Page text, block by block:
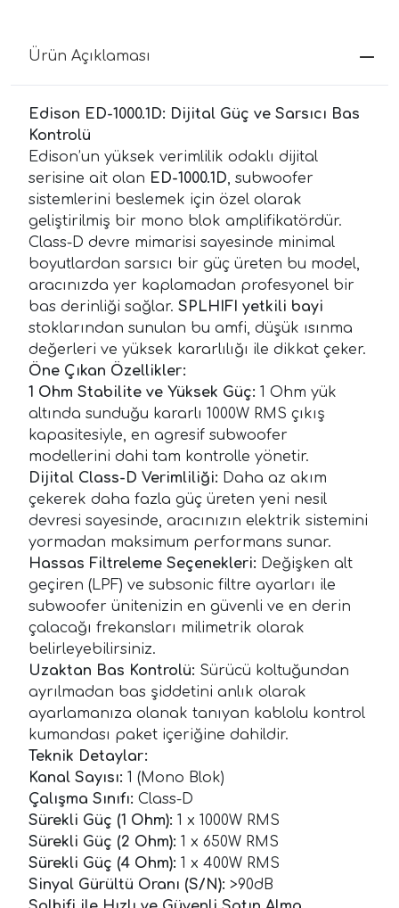
Ürün Açıklaması
Edison ED-1000.1D: Dijital Güç ve Sarsıcı Bas
Kontrolü
Edison’un yüksek verimlilik odaklı dijital
serisine ait olan ED-1000.1D, subwoofer
sistemlerini beslemek için özel olarak
geliştirilmiş bir mono blok amplifikatördür.
Class-D devre mimarisi sayesinde minimal
boyutlardan sarsıcı bir güç üreten bu model,
aracınızda yer kaplamadan profesyonel bir
bas derinliği sağlar. SPLHIFI yetkili bayi
stoklarından sunulan bu amfi, düşük ısınma
değerleri ve yüksek kararlılığı ile dikkat çeker.
Öne Çıkan Özellikler:
1 Ohm Stabilite ve Yüksek Güç: 1 Ohm yük
altında sunduğu kararlı 1000W RMS çıkış
kapasitesiyle, en agresif subwoofer
modellerini dahi tam kontrolle yönetir.
Dijital Class-D Verimliliği: Daha az akım
çekerek daha fazla güç üreten yeni nesil
devresi sayesinde, aracınızın elektrik sistemini
yormadan maksimum performans sunar.
Hassas Filtreleme Seçenekleri: Değişken alt
geçiren (LPF) ve subsonic filtre ayarları ile
subwoofer ünitenizin en güvenli ve en derin
çalacağı frekansları milimetrik olarak
belirleyebilirsiniz.
Uzaktan Bas Kontrolü: Sürücü koltuğundan
ayrılmadan bas şiddetini anlık olarak
ayarlamanıza olanak tanıyan kablolu kontrol
kumandası paket içeriğine dahildir.
Teknik Detaylar:
Kanal Sayısı: 1 (Mono Blok)
Çalışma Sınıfı: Class-D
Sürekli Güç (1 Ohm): 1 x 1000W RMS
Sürekli Güç (2 Ohm): 1 x 650W RMS
Sürekli Güç (4 Ohm): 1 x 400W RMS
Sinyal Gürültü Oranı (S/N): >90dB